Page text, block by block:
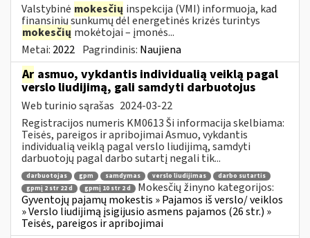
Valstybinė mokesčių inspekcija (VMI) informuoja, kad
finansinių sunkumų dėl energetinės krizės turintys
mokesčių mokėtojai – įmonės...
Metai: 2022 Pagrindinis: Naujiena
Ar asmuo, vykdantis individualią veiklą pagal
verslo liudijimą, gali samdyti darbuotojus
Web turinio sąrašas 2024-03-22
Registracijos numeris KM0613 Ši informacija skelbiama:
Teisės, pareigos ir apribojimai Asmuo, vykdantis
individualią veiklą pagal verslo liudijimą, samdyti
darbuotojų pagal darbo sutartį negali tik...
darbuotojas gpm samdymas verslo liudijimas
darbo sutartis
gpmį 2 str 22 d
gpmį 10 str 2 d
Mokesčių žinyno kategorijos:
Gyventojų pajamų mokestis » Pajamos iš verslo/ veiklos
» Verslo liudijimą įsigijusio asmens pajamos (26 str.) »
Teisės, pareigos ir apribojimai